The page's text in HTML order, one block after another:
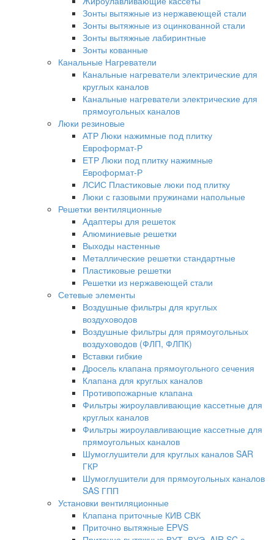
Зонты вытяжные из нержавеющей стали
Зонты вытяжные из оцинкованной стали
Зонты вытяжные лабиринтные
Зонты кованные
Канальные Нагреватели
Канальные нагреватели электрические для
круглых каналов
Канальные нагреватели электрические для
прямоугольных каналов
Люки резиновые
АТР Люки нажимные под плитку
Евроформат-Р
ЕТР Люки под плитку нажимные
Евроформат-Р
ЛСИС Пластиковые люки под плитку
Люки с газовыми пружинами напольные
Решетки вентиляционные
Адаптеры для решеток
Алюминиевые решетки
Выходы настенные
Металлические решетки стандартные
Пластиковые решетки
Решетки из нержавеющей стали
Сетевые элементы
Воздушные фильтры для круглых
воздуховодов
Воздушные фильтры для прямоугольных
воздуховодов (ФЛП, ФЛПК)
Вставки гибкие
Дросель клапана прямоугольного сечения
Клапана для круглых каналов
Противопожарные клапана
Фильтры жироулавливающие кассетные для
круглых каналов
Фильтры жироулавливающие кассетные для
прямоугольных каналов
Шумоглушители для круглых каналов SAR
ГКР
Шумоглушители для прямоугольных каналов
SAS ГПП
Установки вентиляционные
Клапана приточные КИВ СВК
Приточно вытяжные EPVS